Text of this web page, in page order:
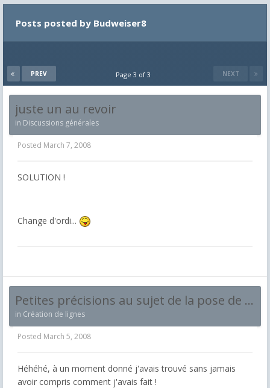
Posts posted by Budweiser8
PREV NEXT
Page 3 of 3
juste un au revoir
in Discussions générales
Posted March 7, 2008
SOLUTION !
Change d'ordi...
Petites précisions au sujet de la pose de la caténaire
in Création de lignes
Posted March 5, 2008
Héhéhé, à un moment donné j'avais trouvé sans jamais
avoir compris comment j'avais fait !